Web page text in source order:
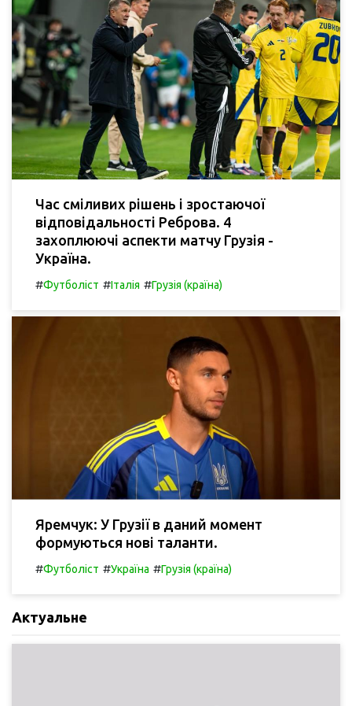
Час сміливих рішень і зростаючої
відповідальності Реброва. 4
захоплюючі аспекти матчу Грузія -
Україна.
#Футболіст #Італія #Грузія (країна)
Яремчук: У Грузії в даний момент
формуються нові таланти.
#Футболіст #Україна #Грузія (країна)
Актуальне